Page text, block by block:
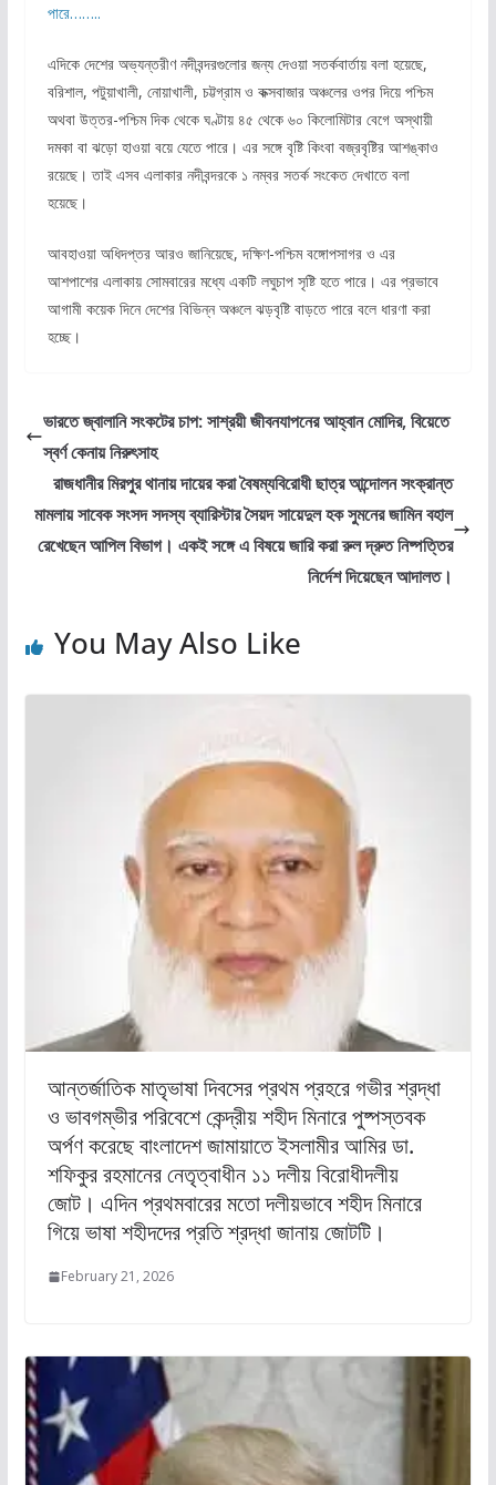
পারে……..
এদিকে দেশের অভ্যন্তরীণ নদীবন্দরগুলোর জন্য দেওয়া সতর্কবার্তায় বলা হয়েছে,
বরিশাল, পটুয়াখালী, নোয়াখালী, চট্টগ্রাম ও কক্সবাজার অঞ্চলের ওপর দিয়ে পশ্চিম
অথবা উত্তর-পশ্চিম দিক থেকে ঘণ্টায় ৪৫ থেকে ৬০ কিলোমিটার বেগে অস্থায়ী
দমকা বা ঝড়ো হাওয়া বয়ে যেতে পারে। এর সঙ্গে বৃষ্টি কিংবা বজ্রবৃষ্টির আশঙ্কাও
রয়েছে। তাই এসব এলাকার নদীবন্দরকে ১ নম্বর সতর্ক সংকেত দেখাতে বলা
হয়েছে।
আবহাওয়া অধিদপ্তর আরও জানিয়েছে, দক্ষিণ-পশ্চিম বঙ্গোপসাগর ও এর
আশপাশের এলাকায় সোমবারের মধ্যে একটি লঘুচাপ সৃষ্টি হতে পারে। এর প্রভাবে
আগামী কয়েক দিনে দেশের বিভিন্ন অঞ্চলে ঝড়বৃষ্টি বাড়তে পারে বলে ধারণা করা
হচ্ছে।
ভারতে জ্বালানি সংকটের চাপ: সাশ্রয়ী জীবনযাপনের আহ্বান মোদির, বিয়েতে
স্বর্ণ কেনায় নিরুৎসাহ
রাজধানীর মিরপুর থানায় দায়ের করা বৈষম্যবিরোধী ছাত্র আন্দোলন সংক্রান্ত
মামলায় সাবেক সংসদ সদস্য ব্যারিস্টার সৈয়দ সায়েদুল হক সুমনের জামিন বহাল
রেখেছেন আপিল বিভাগ। একই সঙ্গে এ বিষয়ে জারি করা রুল দ্রুত নিষ্পত্তির
নির্দেশ দিয়েছেন আদালত।
You May Also Like
আন্তর্জাতিক মাতৃভাষা দিবসের প্রথম প্রহরে গভীর শ্রদ্ধা
ও ভাবগম্ভীর পরিবেশে কেন্দ্রীয় শহীদ মিনারে পুষ্পস্তবক
অর্পণ করেছে বাংলাদেশ জামায়াতে ইসলামীর আমির ডা.
শফিকুর রহমানের নেতৃত্বাধীন ১১ দলীয় বিরোধীদলীয়
জোট। এদিন প্রথমবারের মতো দলীয়ভাবে শহীদ মিনারে
গিয়ে ভাষা শহীদদের প্রতি শ্রদ্ধা জানায় জোটটি।
February 21, 2026